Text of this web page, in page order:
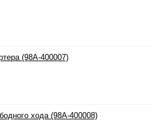
(98A-400007)
хода (98A-400008)